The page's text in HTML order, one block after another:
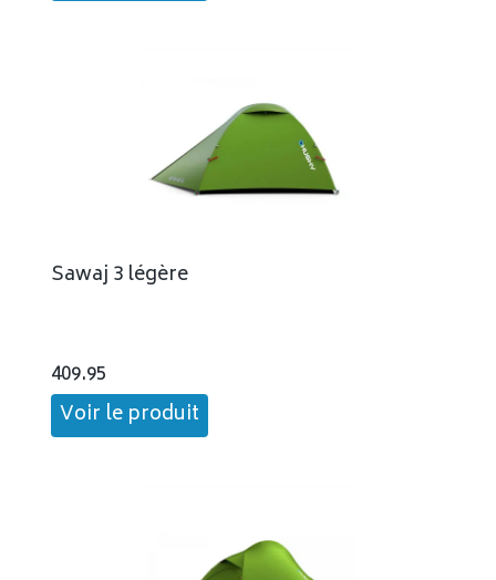
Sawaj 3 légère
409.95
Voir le produit